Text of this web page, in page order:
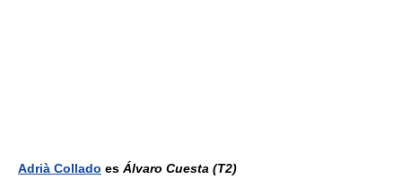
Adrià Collado es Álvaro Cuesta (T2)